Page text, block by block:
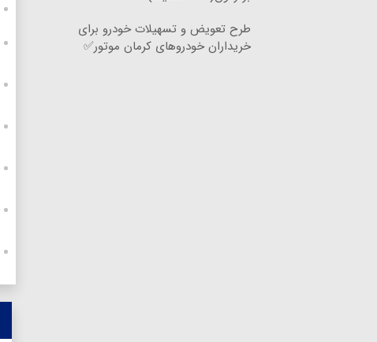
طرح تعویض و تسهیلات خودرو برای
خریداران خودروهای کرمان موتور✅